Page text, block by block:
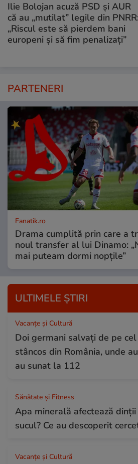
Ilie Bolojan acuză PSD și AUR
că au „mutilat” legile din PNRR:
„Riscul este să pierdem bani
europeni și să fim penalizați”
PARTENERI
Fanatik.ro
Drama cumplită prin care a
noul transfer al lui Dinamo:
mai puteam dormi nopțile”
ULTIMELE ȘTIRI
Vacanțe și Cultură
Doi germani salvați de pe
stâncos din România, unde
au sunat la 112
Sănătate și Fitness
Apa minerală afectează
sucul? Ce au descoperit
Vacanțe și Cultură